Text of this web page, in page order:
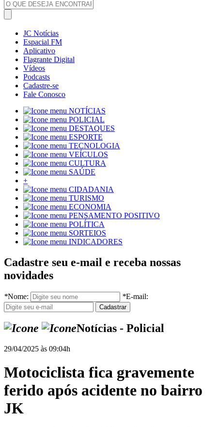
JC Notícias
Espacial FM
Aplicativo
Flagrante Digital
Vídeos
Podcasts
Cadastre-se
Fale Conosco
NOTÍCIAS
POLICIAL
DESTAQUES
ESPORTE
TECNOLOGIA
VEÍCULOS
CULTURA
SAÚDE
+
CIDADANIA
TURISMO
ECONOMIA
PENSAMENTO POSITIVO
POLÍTICA
SORTEIOS
INDICADORES
Cadastre seu e-mail e receba nossas
novidades
*Nome: *E-mail:
Notícias - Policial
29/04/2025 às 09:04h
Motociclista fica gravemente
ferido após acidente no bairro
JK